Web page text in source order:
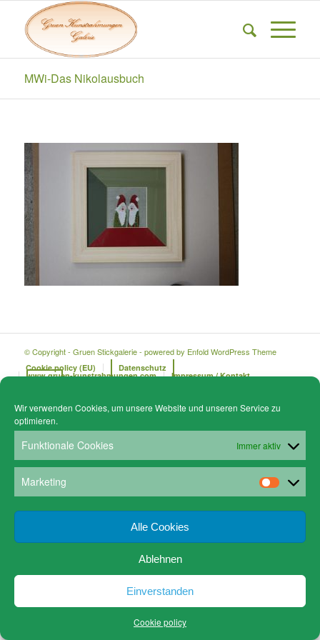
Wir verwenden Cookies, um unsere Website und unseren Service zu
optimieren.
Funktionale Cookies Immer aktiv
Marketing
Alle Cookies
Ablehnen
Einverstanden
Cookie policy
MWi-Das Nikolausbuch
© Copyright - Gruen Stickgalerie - powered by Enfold WordPress Theme
Cookie policy (EU) Datenschutz
www.gruen-kunstrahmungen.com Impressum / Kontakt